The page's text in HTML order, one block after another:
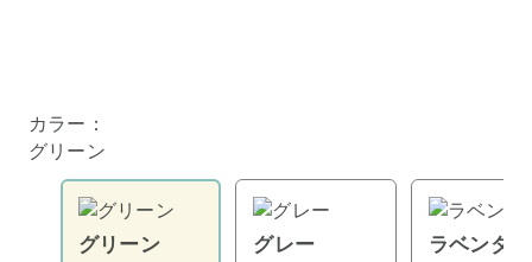
カラー：
グリーン
グリーン グレー ラベンダー